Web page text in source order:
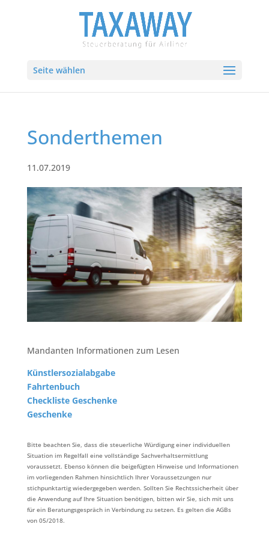
Seite wählen
Sonderthemen
11.07.2019
Mandanten Informationen zum Lesen
Künstlersozialabgabe
Fahrtenbuch
Checkliste Geschenke
Geschenke
Bitte beachten Sie, dass die steuerliche Würdigung einer individuellen
Situation im Regelfall eine vollständige Sachverhaltsermittlung
voraussetzt. Ebenso können die beigefügten Hinweise und Informationen
im vorliegenden Rahmen hinsichtlich Ihrer Voraussetzungen nur
stichpunktartig wiedergegeben werden. Sollten Sie Rechtssicherheit über
die Anwendung auf Ihre Situation benötigen, bitten wir Sie, sich mit uns
für ein Beratungsgespräch in Verbindung zu setzen. Es gelten die AGBs
von 05/2018.